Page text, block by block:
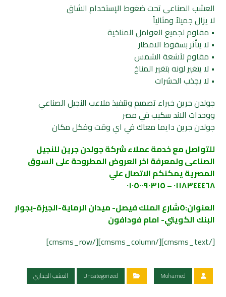
العشب الصناعى تحت ضغوط الإستخدام الشاق
لا يزال جميلاً ومثالياً
• مقاوم لجميع العوامل المناخية
• لا يتأثر بسقوط الامطار
• مقاوم لأشعة الشمس
• لا يتغير لونه بتغير المناخ
• لا يجذب الحشرات
جولدن جرين خبراء تصميم وتنفيذ ملاعب النجيل الصناعي
ووحدات الاند سكيب في مصر
جولدن جرين دايما معاك في اي وقت وفكل مكان
للتواصل مع خدمة عملاء شركة جولدن جرين للنجيل
الصناعى ولمعرفة اخر العروض المطروحة على السوق
المصرية يمكنكم الاتصال علي
٠١١٨٣٤٤٤٦٨ – ٠١٠٥٠٠٩٠٣١٥
العنوان:٥شارع الملك فيصل- ميدان الرماية-الجيزة-بجوار
البنك الكويتي- امام فودافون
[/cmsms_text][/cmsms_column][/cmsms_row]
Mohamed
Uncategorized العشب الجداري